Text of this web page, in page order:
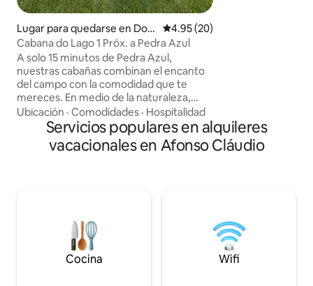
Lugar para quedarse en Dom
ingos Martins
Calificación promedio: 4.95 de
4.95 (20)
Cabana do Lago 1 Próx. a Pedra Azul
A solo 15 minutos de Pedra Azul,
nuestras cabañas combinan el encanto
del campo con la comodidad que te
mereces. En medio de la naturaleza,
ofrecemos una encantadora vista del
lago y un fácil acceso por carretera
pavimentada a la entrada. Disponemos
de habitaciones equipadas con aire
este es el lugar😃
Ubicación · Comodidades · Hospitalidad
Servicios populares en alquileres
vacacionales en Afonso Cláudio
Cocina Wifi